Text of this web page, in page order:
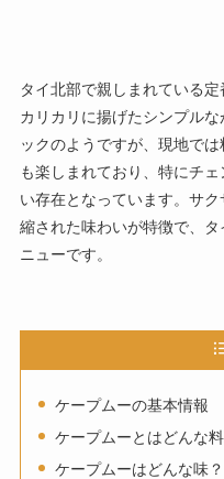
タイ北部で親しまれている
カリカリに揚げたシンプル
ックのようですが、現地で
も楽しまれており、特にチ
い存在となっています。サ
縮された味わいが特徴で、
ニューです。
ケープムーの基本情報
ケープムーとはどんな
ケープムーはどんな味？